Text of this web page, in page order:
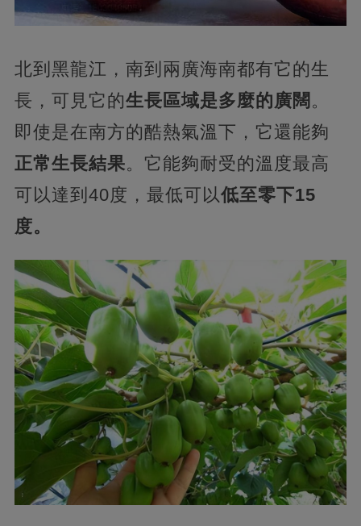
北到黑龍江，南到兩廣海南都有它的生
長，可見它的生長區域是多麼的廣闊 。
即使是在南方的酷熱氣溫下，它還能夠
正常生長結果。它能夠耐受的溫度最高
可以達到40度，最低可以低至零下15
度。